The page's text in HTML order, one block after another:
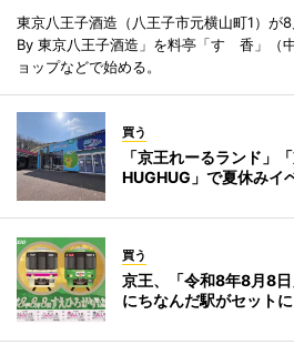
東京八王子酒造（八王子市元横山町1）が
By 東京八王子酒造」を料亭「すゞ香」（
ョップなどで始める。
買う
「京王れーるランド」
HUGHUG」で夏休みイ
買う
京王、「令和8年8月8
にちなんだ駅がセットに